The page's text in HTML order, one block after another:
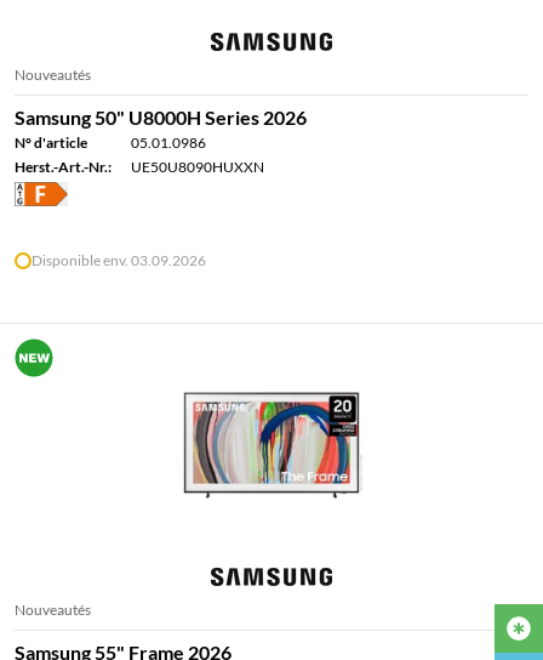
Nouveautés
Samsung 50" U8000H Series 2026
N° d'article
05.01.0986
Herst.-Art.-Nr.:
UE50U8090HUXXN
Disponible env. 03.09.2026
Nouveautés
Samsung 55" Frame 2026